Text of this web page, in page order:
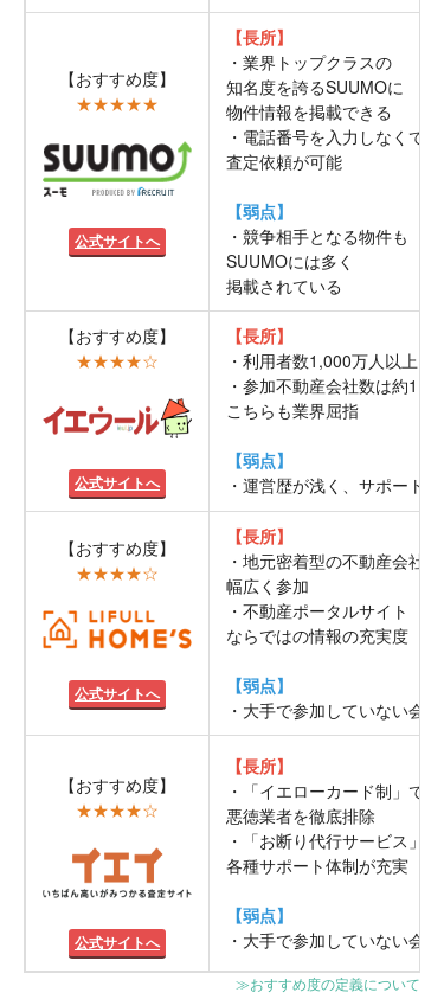
【おすすめ度】
★★★★★
公式サイトへ
【長所】
・業界トップクラスの
知名度を誇るSUUMOに
物件情報を掲載できる
・電話番号を入力しなくても
査定依頼が可能
【弱点】
・競争相手となる物件も
SUUMOには多く
掲載されている
【おすすめ度】
★★★★☆
公式サイトへ
【長所】
・利用者数1,000万人以上は
・参加不動産会社数は約
こちらも業界屈指
【弱点】
・運営歴が浅く、サポートは
【おすすめ度】
★★★★☆
公式サイトへ
【長所】
・地元密着型の不動産会社が
幅広く参加
・不動産ポータルサイト
ならではの情報の充実度
【弱点】
・大手で参加していない会社
【おすすめ度】
★★★★☆
公式サイトへ
【長所】
・「イエローカード制」で
悪徳業者を徹底排除
・「お断り代行サービス」な
各種サポート体制が充実
【弱点】
・大手で参加していない会社
≫おすすめ度の定義について